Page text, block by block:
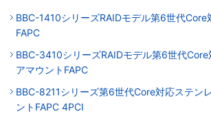
BBC-1410シリーズRAIDモデル第6世代Core
FAPC
BBC-3410シリーズRAIDモデル第6世代Core
アマウントFAPC
BBC-8211シリーズ第6世代Core対応ステン
ントFAPC 4PCI